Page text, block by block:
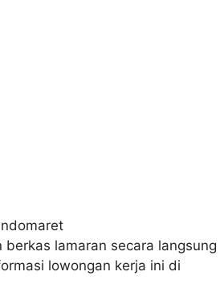
lamaran secara langsung
lowongan kerja ini di